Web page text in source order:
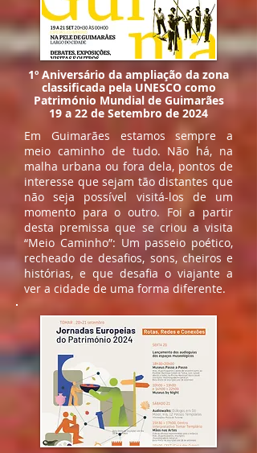
1º Aniversário da ampliação da zona
classificada pela UNESCO como
Património Mundial de Guimarães
​19 a 22 de Setembro de 2024
Em Guimarães estamos sempre a
meio caminho de tudo. Não há, na
malha urbana ou fora dela, pontos de
interesse que sejam tão distantes que
não seja possível visitá-los de um
momento para o outro. Foi a partir
desta premissa que se criou a visita
“Meio Caminho”: Um passeio poético,
recheado de desafios, sons, cheiros e
histórias, e que desafia o viajante a
ver a cidade de uma forma diferente.